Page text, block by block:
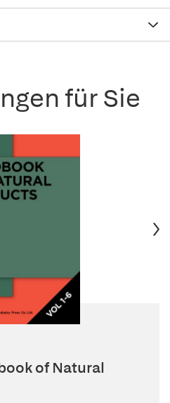
für Sie
of Natural